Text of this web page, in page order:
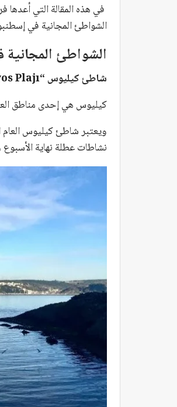
في هذه المقالة التي أعدها
الشواطئ المجانية في
الشواطئ
شاطئ كيليوس “Plajı
كيليوس هي إحدى مناطق
ويعتبر شاطئ كيليوس العام
نشاطات عطلة نهاية